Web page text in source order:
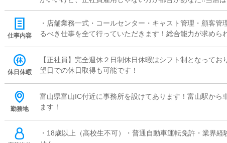
バイト雇用でも1500円の高時給スタート可能です！
仕事内容
・店舗業務一式・コールセンター・キャスト管理・顧客
るべき仕事を全て行っていただきます！総合能力が求めら
休日休暇
【正社員】完全週休２日制休日休暇はシフト制となって
望日での休日取得も可能です！
勤務地
富山県富山IC付近に事務所を設けてあります！富山駅から
ます！
・18歳以上（高校生不可）・普通自動車運転免許・業界